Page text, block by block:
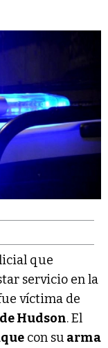
que
servicio en la
víctima de
Hudson. El
con su arma